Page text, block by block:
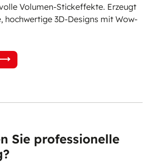
Volumen-Stickeffekte. Erzeugt
hochwertige 3D-Designs mit Wow-
Sie professionelle